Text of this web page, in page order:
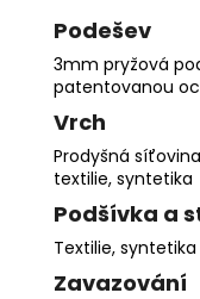
Podešev
3mm pryžová
patentovanou
Vrch
Prodyšná
textilie, syntetika
Podšívka a
Textilie, syntetika
Zavazování